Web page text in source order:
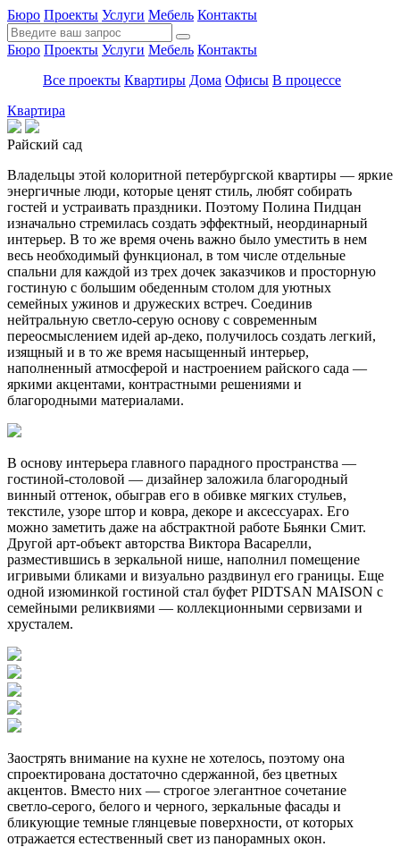
Бюро Проекты Услуги Мебель Контакты
Бюро Проекты Услуги Мебель Контакты
Все проекты Квартиры Дома Офисы В процессе
Квартира
Райский сад
Владельцы этой колоритной петербургской квартиры — яркие
энергичные люди, которые ценят стиль, любят собирать
гостей и устраивать праздники. Поэтому Полина Пидцан
изначально стремилась создать эффектный, неординарный
интерьер. В то же время очень важно было уместить в нем
весь необходимый функционал, в том числе отдельные
спальни для каждой из трех дочек заказчиков и просторную
гостиную с большим обеденным столом для уютных
семейных ужинов и дружеских встреч. Соединив
нейтральную светло-серую основу с современным
переосмыслением идей ар-деко, получилось создать легкий,
изящный и в то же время насыщенный интерьер,
наполненный атмосферой и настроением райского сада —
яркими акцентами, контрастными решениями и
благородными материалами.
В основу интерьера главного парадного пространства —
гостиной-столовой — дизайнер заложила благородный
винный оттенок, обыграв его в обивке мягких стульев,
текстиле, узоре штор и ковра, декоре и аксессуарах. Его
можно заметить даже на абстрактной работе Бьянки Смит.
Другой арт-объект авторства Виктора Васарелли,
разместившись в зеркальной нише, наполнил помещение
игривыми бликами и визуально раздвинул его границы. Еще
одной изюминкой гостиной стал буфет PIDTSAN MAISON с
семейными реликвиями — коллекционными сервизами и
хрусталем.
Заострять внимание на кухне не хотелось, поэтому она
спроектирована достаточно сдержанной, без цветных
акцентов. Вместо них — строгое элегантное сочетание
светло-серого, белого и черного, зеркальные фасады и
бликующие темные глянцевые поверхности, от которых
отражается естественный свет из панорамных окон.